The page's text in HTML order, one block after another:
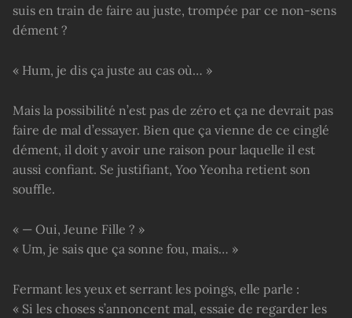
suis en train de faire au juste, trompée par ce non-sens
dément ?
« Hum, je dis ça juste au cas où… »
Mais la possibilité n’est pas de zéro et ça ne devrait pas
faire de mal d’essayer. Bien que ça vienne de ce cinglé
dément, il doit y avoir une raison pour laquelle il est
aussi confiant. Se justifiant, Yoo Yeonha retient son
souffle.
« — Oui, Jeune Fille ? »
« Um, je sais que ça sonne fou, mais… »
Fermant les yeux et serrant les poings, elle parle :
« Si les choses s’annoncent mal, essaie de regarder les